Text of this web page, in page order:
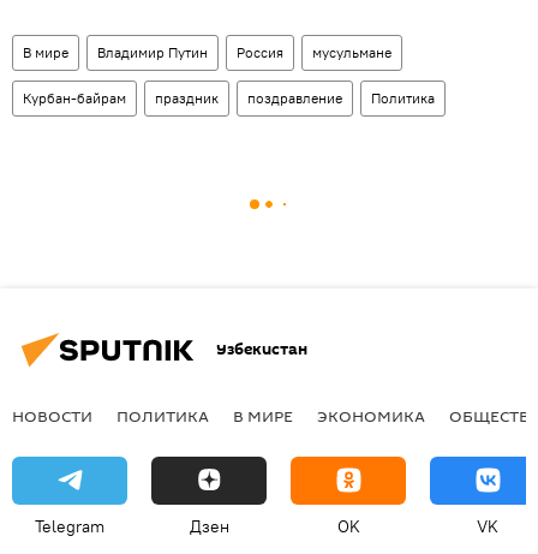
В мире Владимир Путин Россия мусульмане
Курбан-байрам праздник поздравление Политика
Узбекистан
НОВОСТИ ПОЛИТИКА В МИРЕ ЭКОНОМИКА
Telegram Дзен OK VK